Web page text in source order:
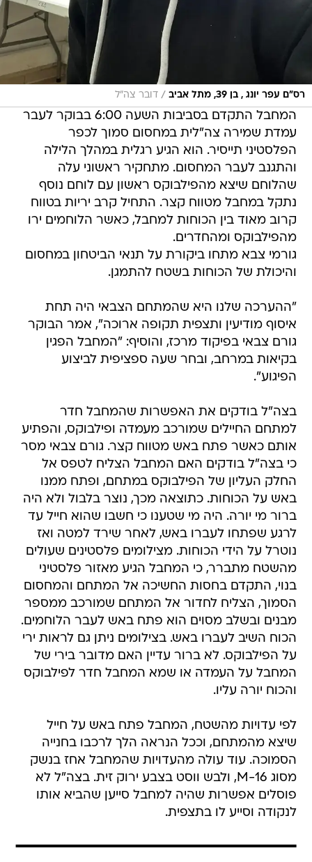
רס"ם עפר יונג , בן 39, מתל אביב / דובר צה"ל
המחבל התקדם בסביבות השעה 6:00 בבוקר לעבר
עמדת שמירה צה"לית במחסום סמוך לכפר
הפלסטיני תייסיר. הוא הגיע רגלית במהלך הלילה
והתגנב לעבר המחסום. מתחקיר ראשוני עלה
שהלוחם שיצא מהפילבוקס ראשון עם לוחם נוסף
נתקל במחבל מטווח קצר. התחיל קרב יריות בטווח
קרוב מאוד בין הכוחות למחבל, כאשר הלוחמים ירו
מהפילבוקס ומהחדרים.
גורמי צבא מתחו ביקורת על תנאי הביטחון במחסום
והיכולת של הכוחות בשטח להתמגן.
"ההערכה שלנו היא שהמתחם הצבאי היה תחת
איסוף מודיעין ותצפית תקופה ארוכה", אמר הבוקר
גורם צבאי בפיקוד מרכז, והוסיף: "המחבל הפגין
בקיאות במרחב, ובחר שעה ספציפית לביצוע
הפיגוע".
בצה"ל בודקים את האפשרות שהמחבל חדר
למתחם החיילים שמורכב מעמדה ופילבוקס, והפתיע
אותם כאשר פתח באש מטווח קצר. גורם צבאי מסר
כי בצה"ל בודקים האם המחבל הצליח לטפס אל
החלק העליון של הפילבוקס במתחם, ופתח ממנו
באש על הכוחות. כתוצאה מכך, נוצר בלבול ולא היה
ברור מי יורה. היה מי שטענו כי חשבו שהוא חייל עד
לרגע שפתחו לעברו באש, לאחר שירד למטה ואז
נוטרל על הידי הכוחות. מצילומים פלסטינים שעולים
מהשטח מתברר, כי המחבל הגיע מאזור פלסטיני
בנוי, התקדם בחסות החשיכה אל המתחם והמחסום
הסמוך, הצליח לחדור אל המתחם שמורכב ממספר
מבנים ובשלב מסוים הוא פתח באש לעבר הלוחמים.
הכוח השיב לעברו באש. בצילומים ניתן גם לראות ירי
על הפילבוקס. לא ברור עדיין האם מדובר בירי של
המחבל על העמדה או שמא המחבל חדר לפילבוקס
והכוח יורה עליו.
לפי עדויות מהשטח, המחבל פתח באש על חייל
שיצא מהמתחם, וככל הנראה הלך לרכבו בחנייה
הסמוכה. עוד עולה מהעדויות שהמחבל אחז בנשק
מסוג M-16, ולבש ווסט בצבע ירוק זית. בצה"ל לא
פוסלים אפשרות שהיה למחבל סייען שהביא אותו
לנקודה וסייע לו בתצפית.